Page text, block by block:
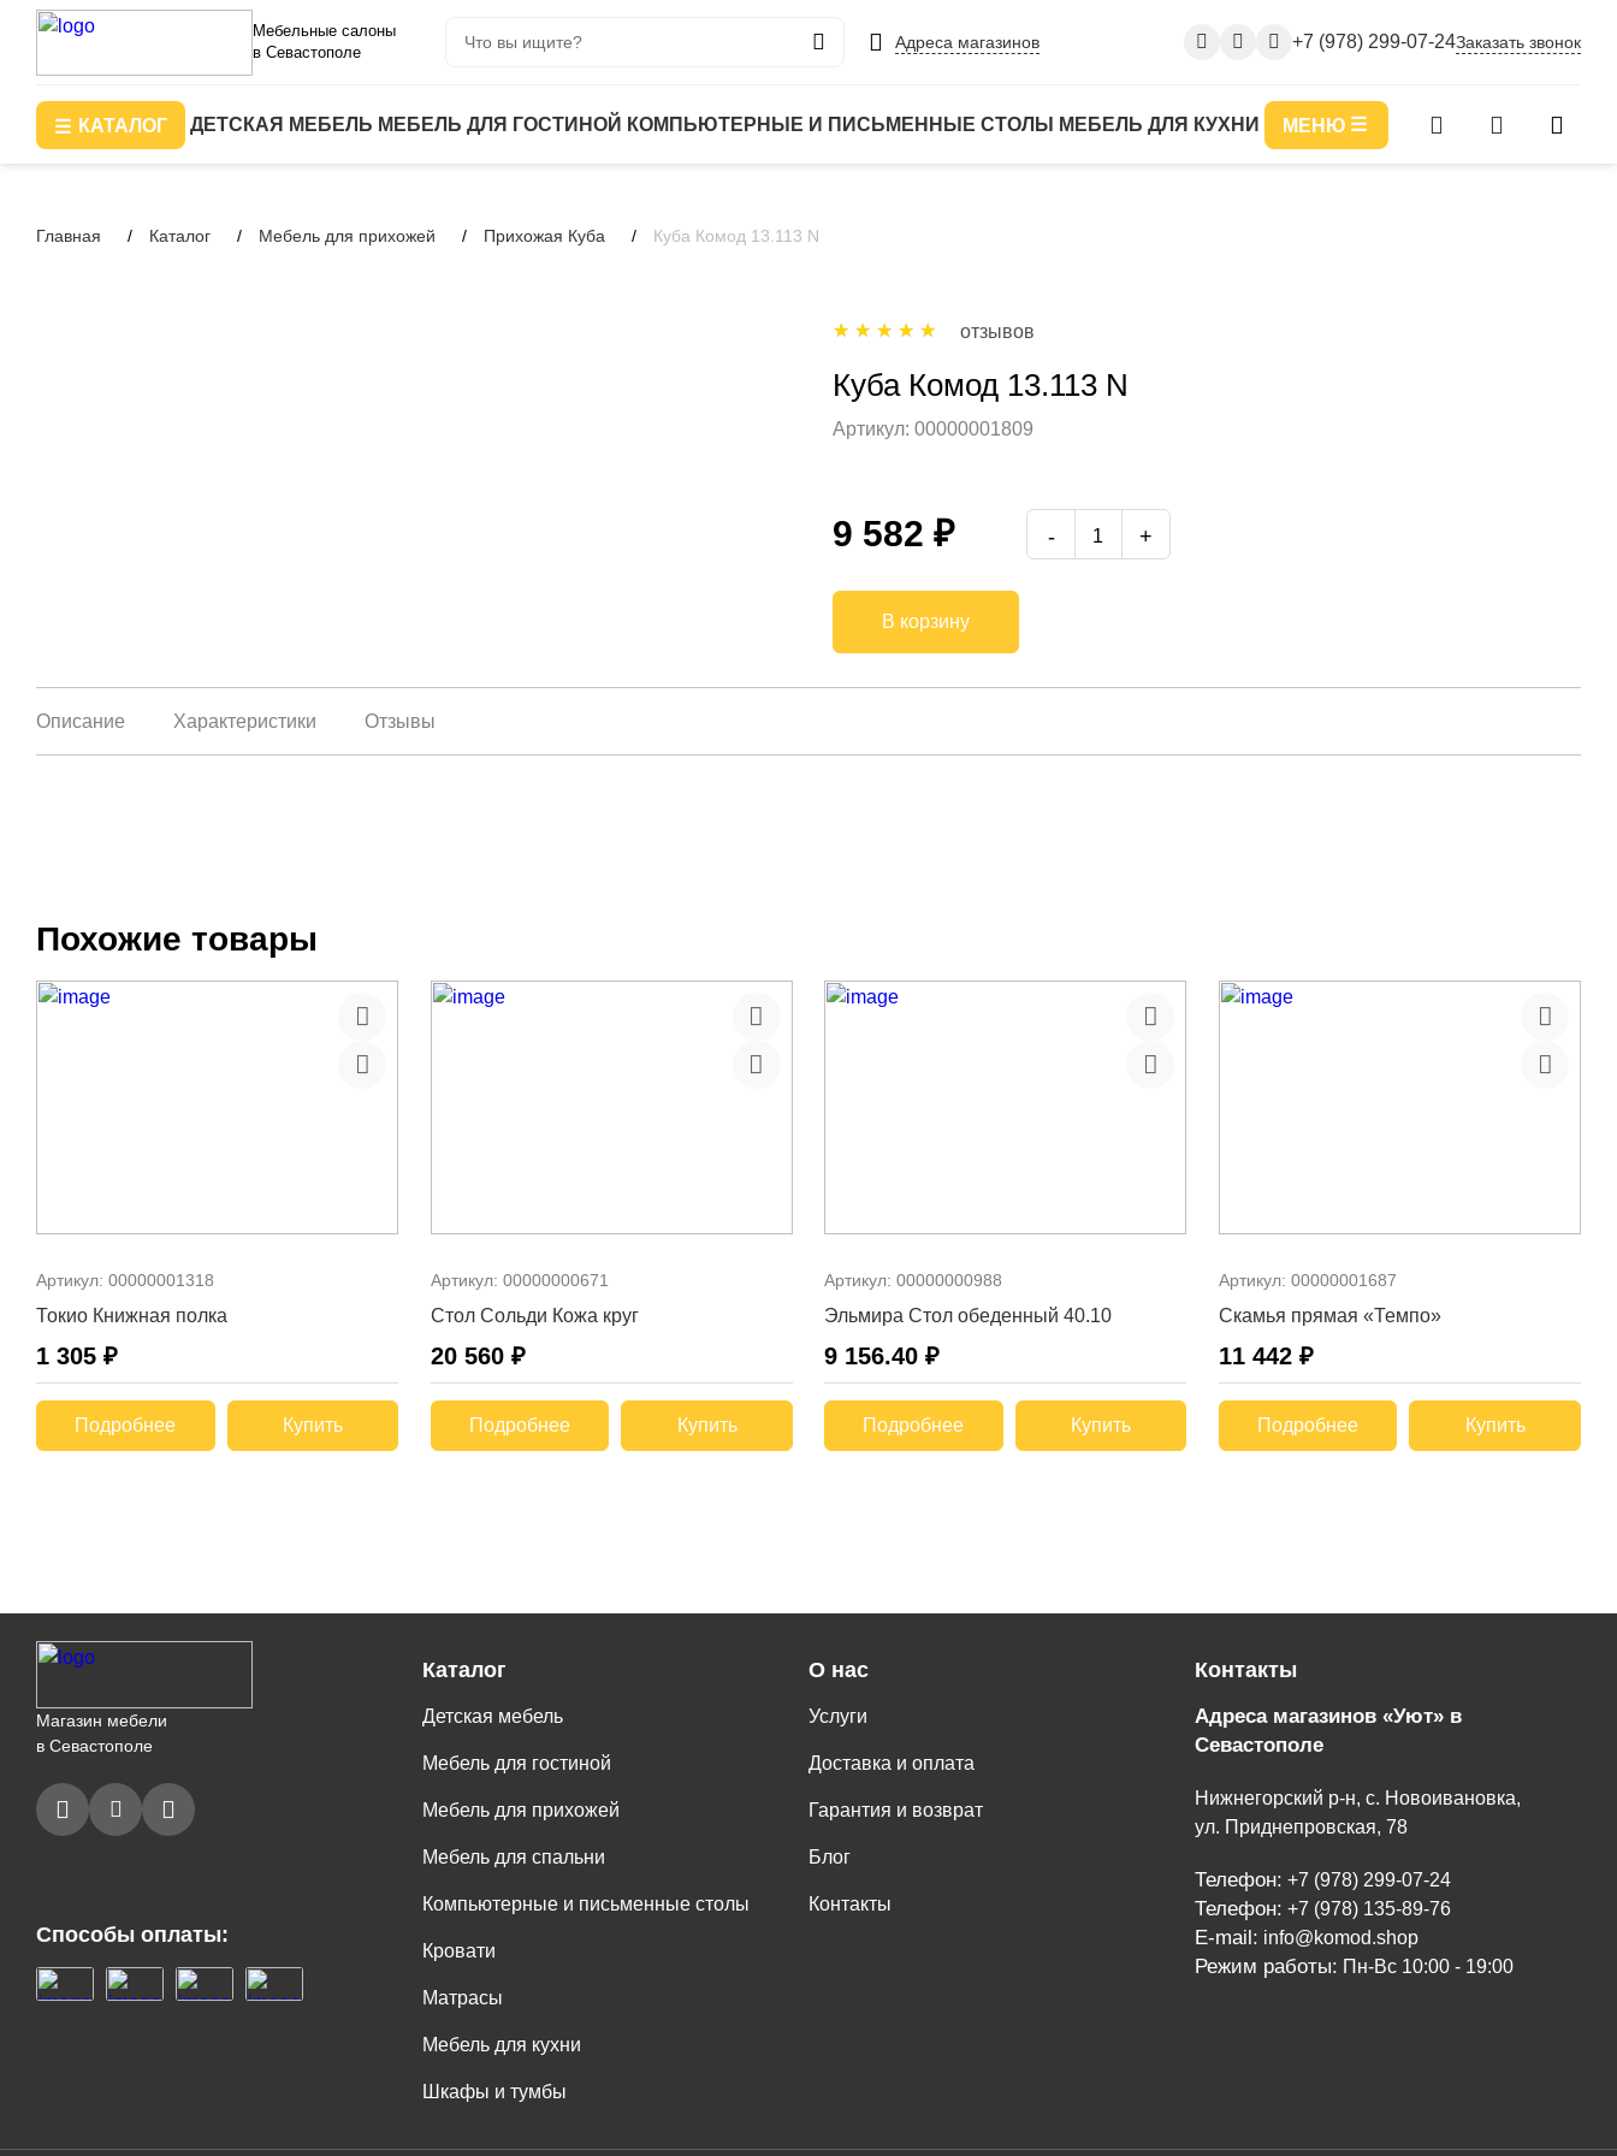
Мебельные салоны
в Севастополе
Адреса магазинов +7 (978) 299-07-24Заказать звонок
КАТАЛОГ ДЕТСКАЯ МЕБЕЛЬ МЕБЕЛЬ ДЛЯ ГОСТИНОЙ КОМПЬЮТЕРНЫЕ И ПИСЬМЕННЫЕ СТОЛЫ МЕБЕЛЬ ДЛЯ КУХНИ МЕНЮ
Главная Каталог Мебель для прихожей Прихожая Куба Куба Комод 13.113 N
отзывов
Куба Комод 13.113 N
Артикул: 00000001809
9 582 ₽
В корзину
Описание Характеристики Отзывы
Похожие товары
Артикул: 00000001318
Токио Книжная полка
1 305 ₽
Подробнее Купить
Артикул: 00000000671
Стол Сольди Кожа круг
20 560 ₽
Подробнее Купить
Артикул:00000000988
Эльмира Стол обеденный 40.10
9 156.40 ₽
Подробнее Купить
Артикул: 00000001687
Скамья прямая «Темпо»
11 442 ₽
Подробнее Купить
Магазин мебели
в Севастополе
Способы оплаты:
Каталог
Детская мебель
Мебель для гостиной
Мебель для прихожей
Мебель для спальни
Компьютерные и письменные столы
Кровати
Матрасы
Мебель для кухни
Шкафы и тумбы
О нас
Услуги
Доставка и оплата
Гарантия и возврат
Блог
Контакты
Контакты
Адреса магазинов «Уют» в
Севастополе
Нижнегорский р-н, с. Новоивановка,
ул. Приднепровская, 78
Телефон: +7 (978) 299-07-24
Телефон: +7 (978) 135-89-76
E-mail: info@komod.shop
Режим работы: Пн-Вс 10:00 - 19:00